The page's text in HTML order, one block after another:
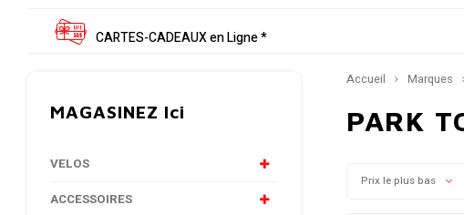
CARTES-CADEAUX en Ligne *
MAGASINEZ Ici
VELOS
ACCESSOIRES
Accueil Marques
PARK
Prix le plus bas